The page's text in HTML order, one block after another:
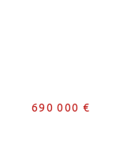
690 000 €